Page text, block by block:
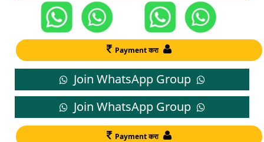
Payment करा
Join WhatsApp Group
Join WhatsApp Group
Payment करा